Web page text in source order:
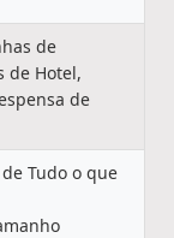
de
de Hotel,
de
Tudo o que